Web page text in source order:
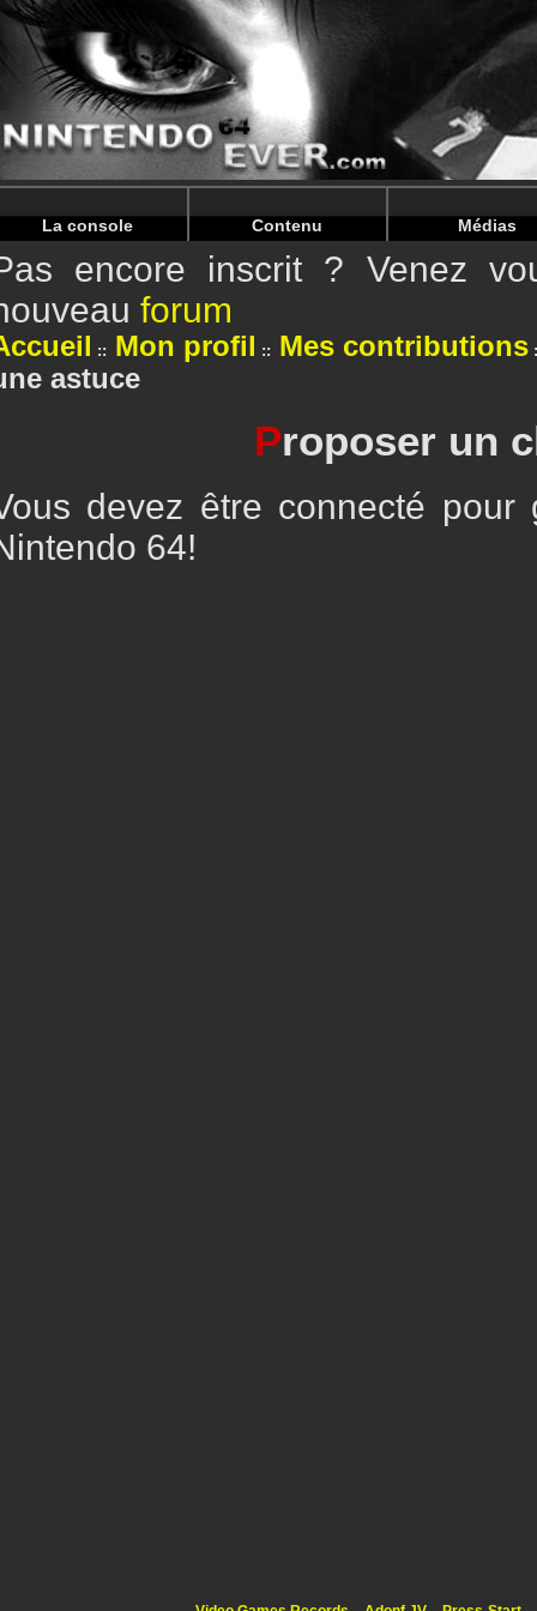
Warning: Undefined array key "HTTP_REFERER" in /
Warning: Undefined array key "HTTP_REFERER" in /
La console Contenu Médias
encore inscrit ? Venez
forum
Mon profil
Mes contributions
astuce
Proposer un
devez être connecté pour
64!